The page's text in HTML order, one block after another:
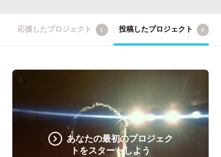
応援したプロジェクト 1 投稿したプロジェクト 0
あなたの最初のプロジェク
トをスタートしよう